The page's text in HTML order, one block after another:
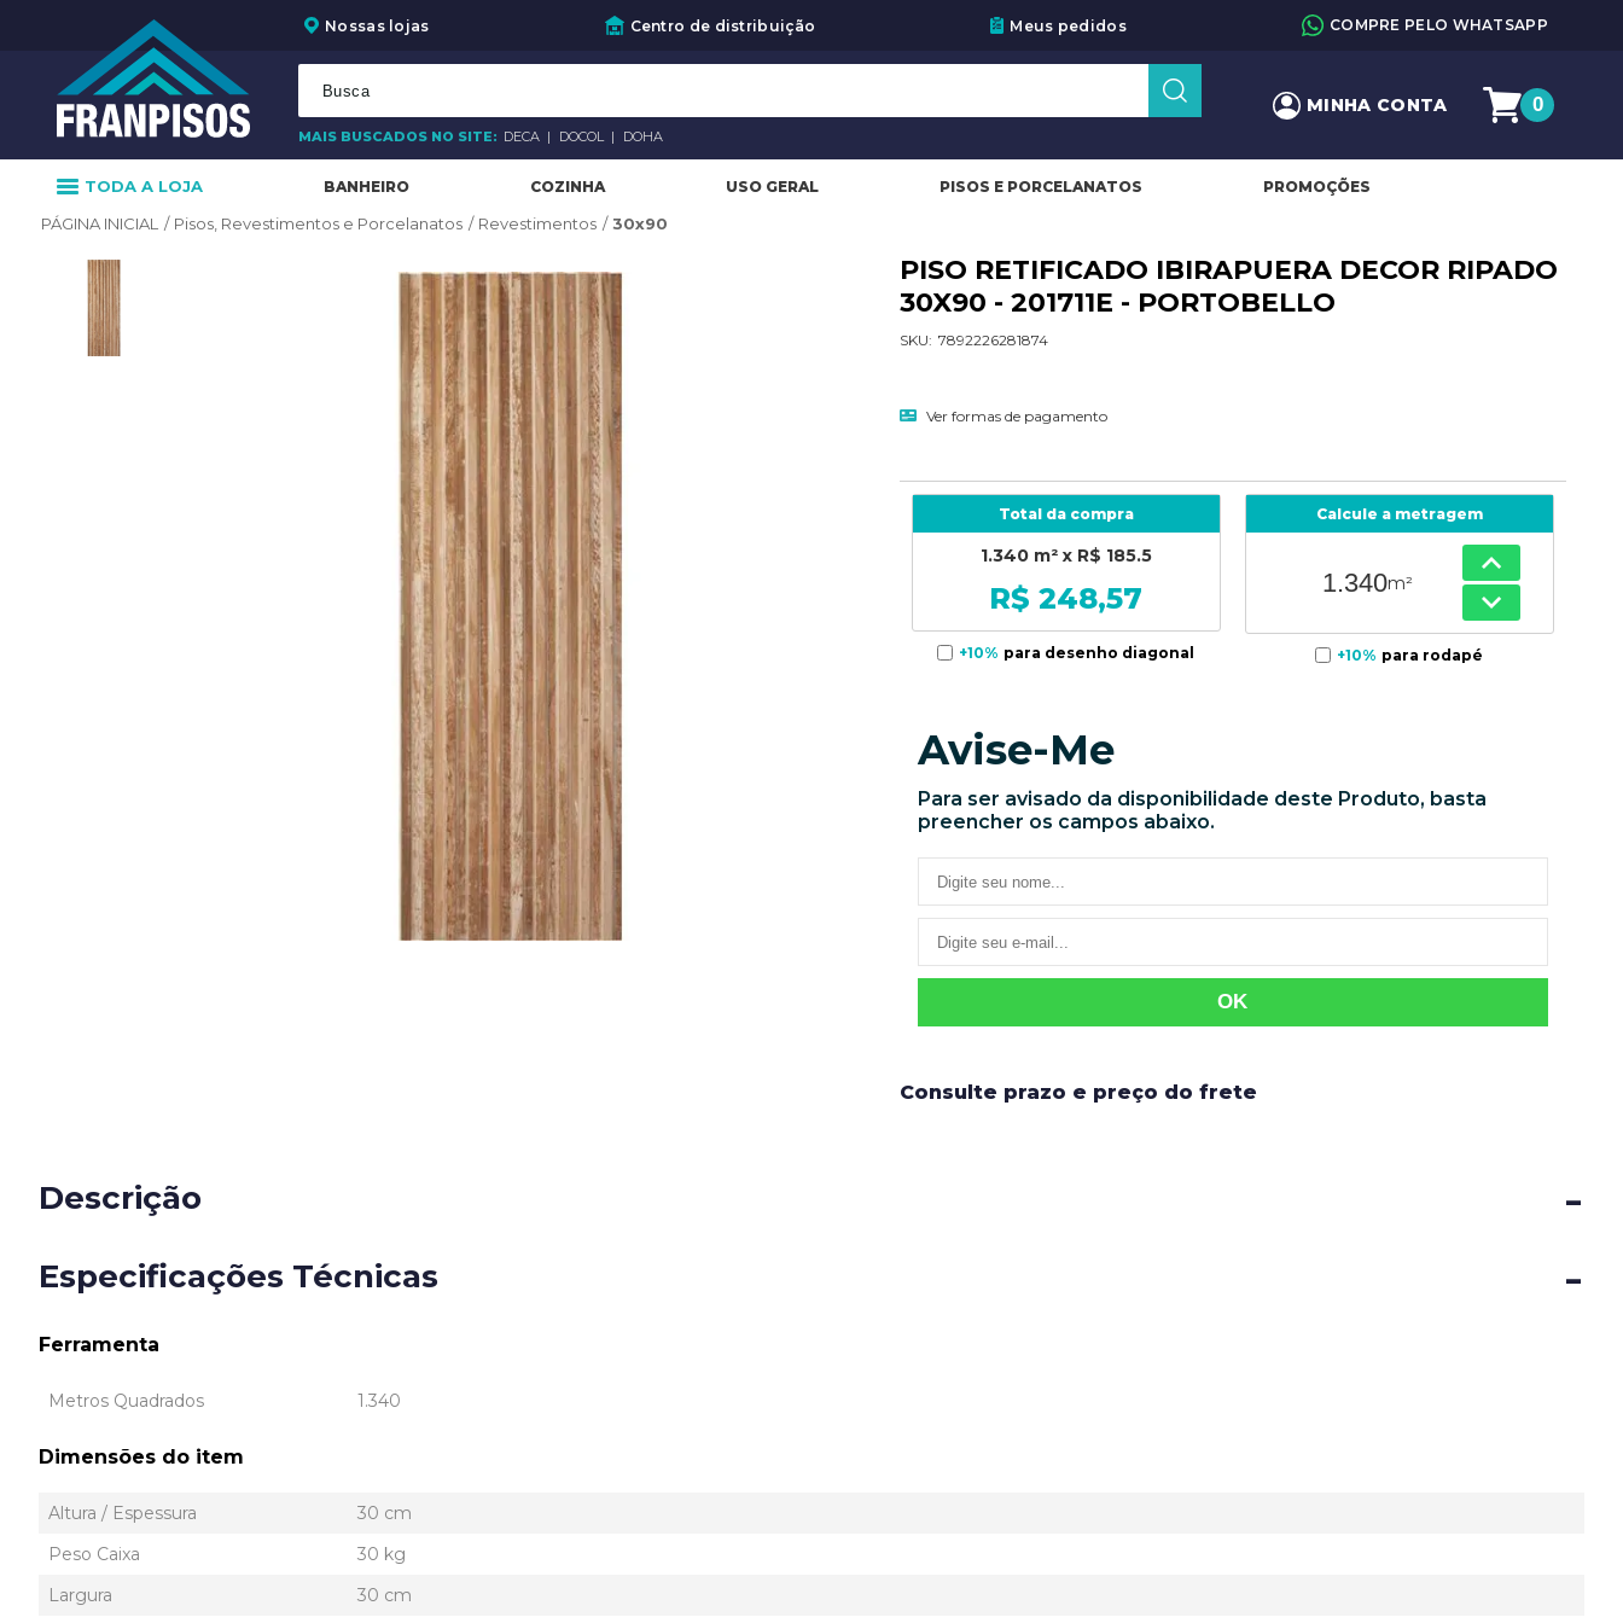
Nossas lojas Centro de distribuição Meus pedidos COMPRE PELO WHATSAPP
MAIS BUSCADOS NO SITE: DECA DOCOL DOHA
MINHA CONTA 0
TODA A LOJA BANHEIRO COZINHA USO GERAL PISOS E PORCELANATOS PROMOÇÕES
Pisos, Revestimentos e Porcelanatos Revestimentos 30x90
PISO RETIFICADO IBIRAPUERA DECOR RIPADO
30X90 - 201711E - PORTOBELLO
SKU: 7892226281874
Ver formas de pagamento
Total da compra
1.340 m²x R$ 185.5
R$ 248,57
+10% para desenho diagonal
Calcule a metragem
m²
+10% para rodapé
Avise-Me
Para ser avisado da disponibilidade deste Produto, basta
preencher os campos abaixo.
Consulte prazo e preço do frete
Descrição -
Especificações Técnicas -
Ferramenta
Metros Quadrados 1.340
Dimensões do item
Altura / Espessura
30 cm
Peso Caixa
30 kg
Largura
30 cm